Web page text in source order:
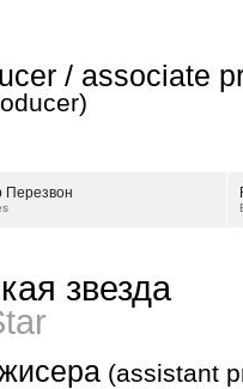
/ associate
Перезвон
звезда
(assistant